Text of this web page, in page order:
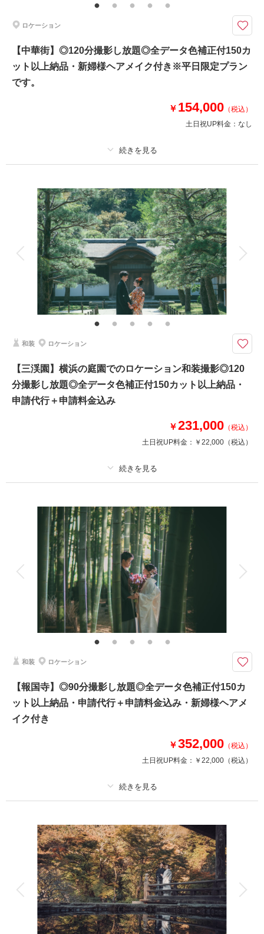
・お渡しカット数 100カット以上
・新郎新婦様 洋装各１着
・衣装小物（ブーケ、ベール、アクセサリーなど）
・新婦様ヘアメイク
撮影日の空き
を確認する
ロケーション
【中華街】◎120分撮影し放題◎全データ色補正付150カ
ット以上納品・新婦様ヘアメイク付き※平日限定プラン
です。
￥ 154,000 （税込）
土日祝UP料金： なし
撮影料 新婦衣装1着 新郎衣装1着
着付け ヘアメイク 小物一式
アルバム データ 150 カット 台紙付写真
衣装追加 会食 挙式
家族と撮影 家族用衣装レンタル ペットと撮影
【平日限定】中華街を歩きながらウエディングフォトを撮りませんか？
【プラン内容】
・お渡しカット数 150カット以上
・衣装小物（ブーケ、ベール、アクセサリーなど）
※映り込みのある建物によって金額が変動いたします。
場合によっては撮影が承れません。
相談予約する
来店・オンライン
和装 ロケーション
【三渓園】横浜の庭園でのロケーション和装撮影◎120
分撮影し放題◎全データ色補正付150カット以上納品・
申請代行＋申請料金込み
￥231,000 （税込）
土日祝UP料金： ￥22,000 （税込）
撮影料 新婦衣装1着
着付け ヘアメイク
アルバム データ 150 カット
衣装追加 会食
家族と撮影 家族用衣装レンタル
ロケ地の撮影申請料＋入場料もご負担致します。着付け料金も含めての金額
【プラン内容】
・お渡しカット数150カット以上
・新郎新婦様 和装各１着
・新婦様ヘアメイク
※撮影中は貸し切りではございません
※【3/15-4/15,11/15-12/15】を撮影希望のお客様は、＋5,500円
撮影場所： 三渓園
相談予約する
来店・オンライン
撮影日の空き
を確認する
和装 ロケーション
【報国寺】◎90分撮影し放題◎全データ色補正付150カ
ット以上納品・申請代行＋申請料金込み・新婦様ヘアメ
イク付き
￥352,000 （税込）
土日祝UP料金： ￥22,000 （税込）
撮影料 新婦衣装1着 新郎衣装1着
着付け ヘアメイク 小物一式
アルバム データ 台紙付写真
衣装追加 会食 挙式
家族と撮影 家族用衣装レンタル ペットと撮影
竹の寺で叶える、和装ウェディングフォト